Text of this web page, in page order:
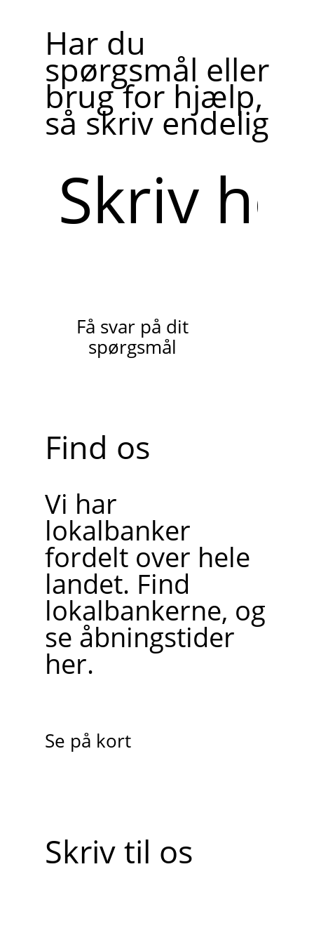
Har du
spørgsmål eller
brug for hjælp,
så skriv endelig
her
Få svar på dit
spørgsmål
Find os
Vi har
lokalbanker
fordelt over hele
landet. Find
lokalbankerne, og
se åbningstider
her.
Se på kort
Skriv til os